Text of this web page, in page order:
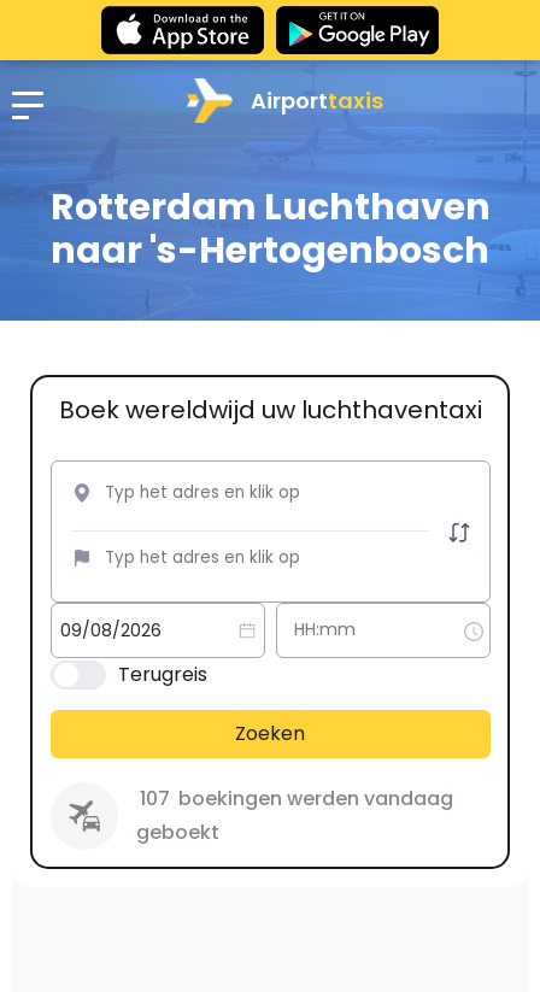
Airporttaxis
Rotterdam Luchthaven
naar 's-Hertogenbosch
Boek wereldwijd uw luchthaventaxi
Terugreis
Zoeken
107 boekingen werden vandaag
geboekt